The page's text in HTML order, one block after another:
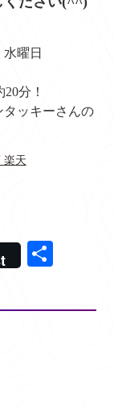
水曜日
分！
ッキーさんの
楽天